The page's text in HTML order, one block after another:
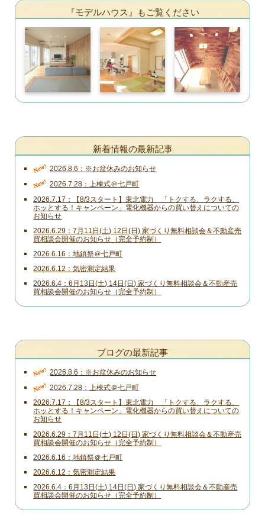
『モデルハウス』もご覧ください
新着情報の最新記事
New! 2026.8.6 ※お盆休みのお知らせ
New! 2026.7.28 上棟式＠七戸町
2026.7.17
【8/3スタート】東北電力 「トクする、ラクする、
ホッとする！キャンペーン」電化機器からの買い替えについての
お知らせ
2026.6.29
7月11日(土) 12日(日) 家づくり無料相談会＆不動産売
買相談会開催のお知らせ（完全予約制）
2026.6.16 地鎮祭＠七戸町
2026.6.12 気密測定結果
2026.6.4
6月13日(土) 14日(日) 家づくり無料相談会＆不動産売
買相談会開催のお知らせ（完全予約制）
ブログの最新記事
New! 2026.8.6 ※お盆休みのお知らせ
New! 2026.7.28 上棟式＠七戸町
2026.7.17
【8/3スタート】東北電力 「トクする、ラクする、
ホッとする！キャンペーン」電化機器からの買い替えについての
お知らせ
2026.6.29
7月11日(土) 12日(日) 家づくり無料相談会＆不動産売
買相談会開催のお知らせ（完全予約制）
2026.6.16 地鎮祭＠七戸町
2026.6.12 気密測定結果
2026.6.4
6月13日(土) 14日(日) 家づくり無料相談会＆不動産売
買相談会開催のお知らせ（完全予約制）